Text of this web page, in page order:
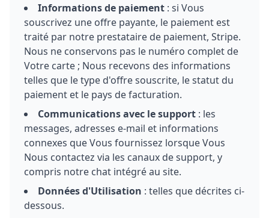
Informations de paiement : si Vous
souscrivez une offre payante, le paiement est
traité par notre prestataire de paiement, Stripe.
Nous ne conservons pas le numéro complet de
Votre carte ; Nous recevons des informations
telles que le type d'offre souscrite, le statut du
paiement et le pays de facturation.
Communications avec le support : les
messages, adresses e-mail et informations
connexes que Vous fournissez lorsque Vous
Nous contactez via les canaux de support, y
compris notre chat intégré au site.
Données d'Utilisation : telles que décrites ci-
dessous.